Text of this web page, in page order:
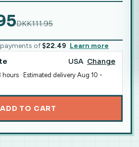
DKK111.95
of $22.49 Learn more
USA Change
· Estimated delivery Aug 10 -
ADD TO CART